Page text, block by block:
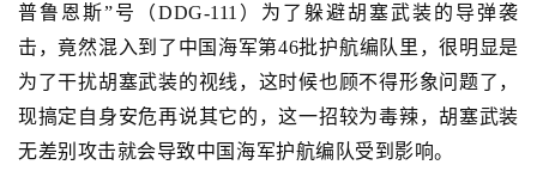
普鲁恩斯”号（DDG-111 ）为了躲避胡塞武装的导弹袭
击，竟然混入到了中国海军第46批护航编队里，很明显是
为了干扰胡塞武装的视线，这时候也顾不得形象问题了，
现搞定自身安危再说其它的，这一招较为毒辣，胡塞武装
无差别攻击就会导致中国海军护航编队受到影响。